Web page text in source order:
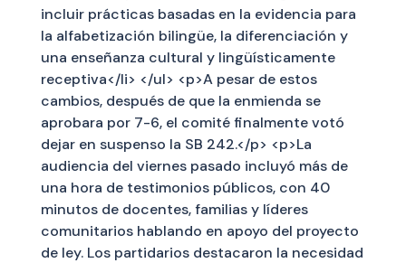
incluir prácticas basadas en la evidencia para
la alfabetización bilingüe, la diferenciación y
una enseñanza cultural y lingüísticamente
receptiva</li> </ul> <p>A pesar de estos
cambios, después de que la enmienda se
aprobara por 7-6, el comité finalmente votó
dejar en suspenso la SB 242.</p> <p>La
audiencia del viernes pasado incluyó más de
una hora de testimonios públicos, con 40
minutos de docentes, familias y líderes
comunitarios hablando en apoyo del proyecto
de ley. Los partidarios destacaron la necesidad